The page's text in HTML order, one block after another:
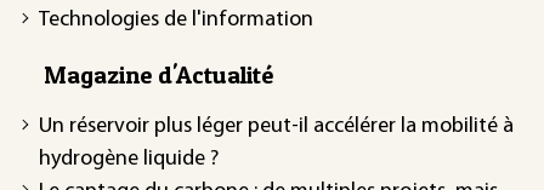
Technologies de l'information
Magazine d'Actualité
Un réservoir plus léger peut-il accélérer la mobilité à
hydrogène liquide ?